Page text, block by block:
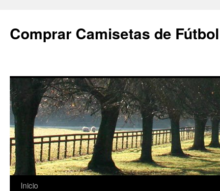
Comprar Camisetas de
Saltar
Inicio